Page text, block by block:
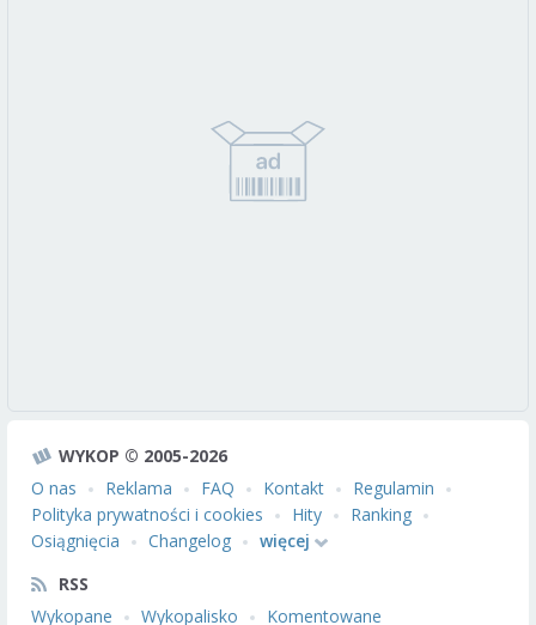
WYKOP © 2005-2026
O nas
Reklama FAQ Kontakt
Regulamin
Polityka prywatności i cookies
Hity
Ranking
Osiągnięcia
Changelog
więcej
RSS
Wykopane
Wykopalisko Komentowane